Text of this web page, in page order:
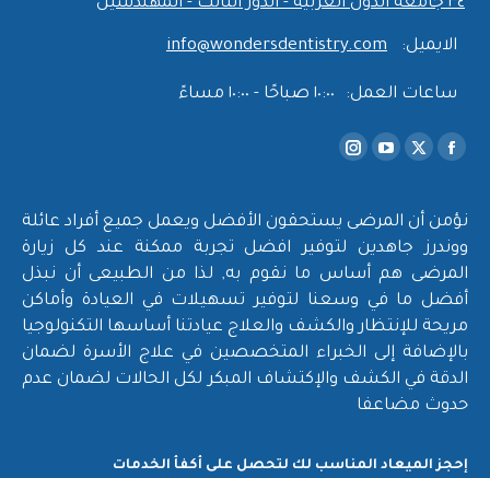
٣٤ جامعة الدول العربية - الدور الثالث - المهندسين
الايميل: info@wondersdentistry.com
ساعات العمل: ١٠:٠٠ صباحًا - ١٠:٠٠ مساءً
Find us on:
Facebook
opens
in
new
window
X
opens
in
new
window
YouTube
opens
in
new
window
Instagram
opens
in
new
window
نؤمن أن المرضى يستحقون الأفضل ويعمل جميع أفراد عائلة
ووندرز جاهدين لتوفير افضل تجربة ممكنة عند كل زيارة
المرضى هم أساس ما نقوم به, لذا من الطبيعى أن نبذل
أفضل ما في وسعنا لتوفير تسهيلات في العيادة وأماكن
مريحة للإنتظار والكشف والعلاج عيادتنا أساسها التكنولوجيا
بالإضافة إلى الخبراء المتخصصين في علاج الأسرة لضمان
الدقة في الكشف والإكتشاف المبكر لكل الحالات لضمان عدم
حدوث مضاعفا
إحجز الميعاد المناسب لك لتحصل على أكفأ الخدمات